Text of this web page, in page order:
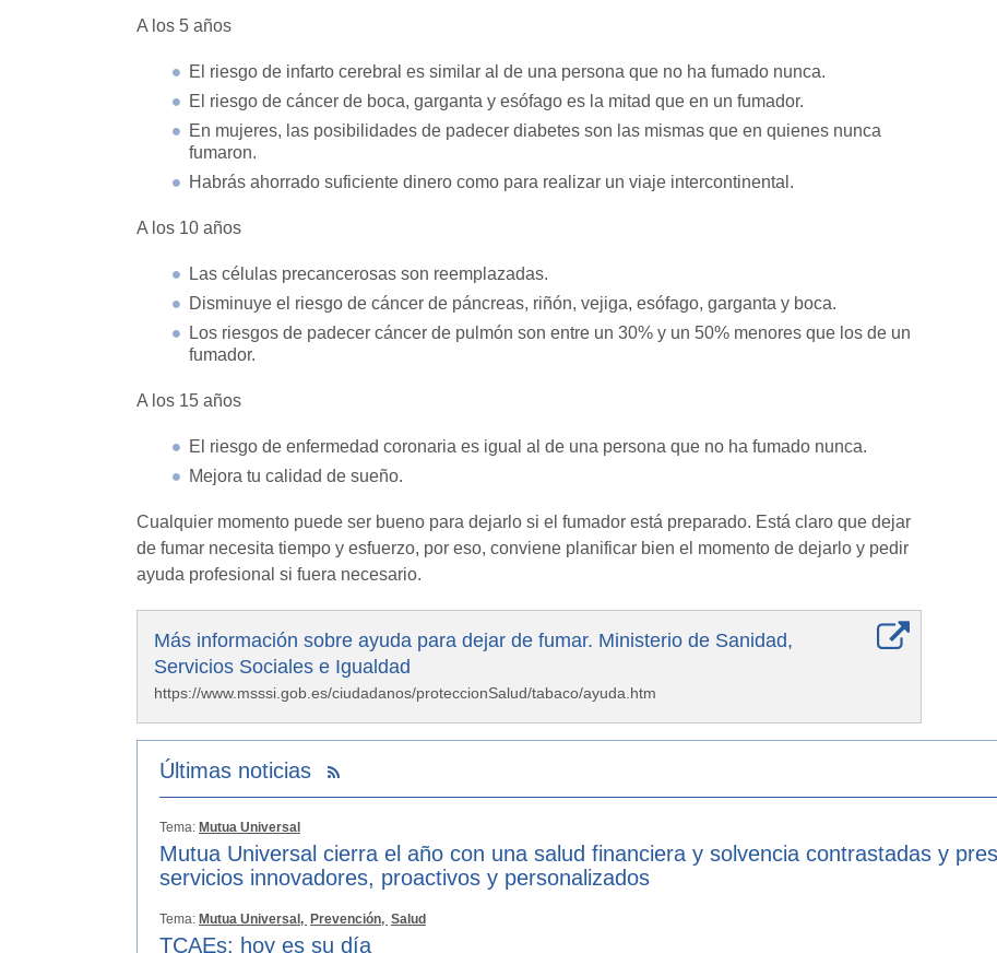
A los 5 años
El riesgo de infarto cerebral es similar al de una persona que no ha fumado nunca.
El riesgo de cáncer de boca, garganta y esófago es la mitad que en un fumador.
En mujeres, las posibilidades de padecer diabetes son las mismas que en quienes nunca
fumaron.
Habrás ahorrado suficiente dinero como para realizar un viaje intercontinental.
A los 10 años
Las células precancerosas son reemplazadas.
Disminuye el riesgo de cáncer de páncreas, riñón, vejiga, esófago, garganta y boca.
Los riesgos de padecer cáncer de pulmón son entre un 30% y un 50% menores que los de un
fumador.
A los 15 años
El riesgo de enfermedad coronaria es igual al de una persona que no ha fumado nunca.
Mejora tu calidad de sueño.
Cualquier momento puede ser bueno para dejarlo si el fumador está preparado. Está claro que dejar
de fumar necesita tiempo y esfuerzo, por eso, conviene planificar bien el momento de dejarlo y pedir
ayuda profesional si fuera necesario.
Más información sobre ayuda para dejar de fumar. Ministerio de Sanidad,
Servicios Sociales e Igualdad
https://www.msssi.gob.es/ciudadanos/proteccionSalud/tabaco/ayuda.htm
Últimas noticias
Tema: Mutua Universal
Mutua Universal cierra el año con una salud financiera y solvencia contrastadas y
servicios innovadores, proactivos y personalizados
Tema: Mutua Universal, Prevención, Salud
TCAEs: hoy es su día